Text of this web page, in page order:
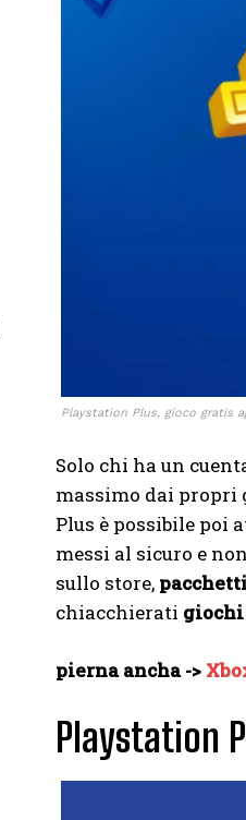
Playstation Plus, gioco gratis
Solo chi ha un
massimo dai propri
Plus è possibile poi
messi al sicuro e
sullo store,
chiacchierati giochi
pierna ancha ->
Playstation